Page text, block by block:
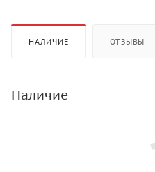
НАЛИЧИЕ ОТЗЫВЫ
Наличие